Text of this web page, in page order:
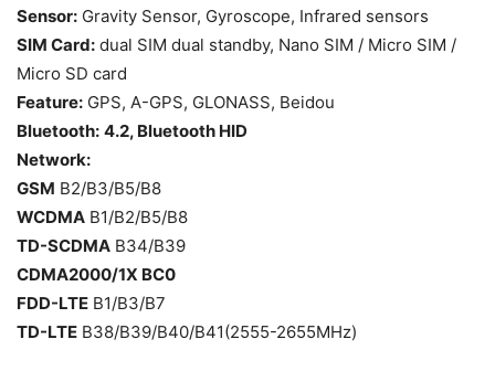
Sensor: Gravity Sensor, Gyroscope, Infrared sensors
SIM Card: dual SIM dual standby, Nano SIM / Micro SIM /
Micro SD card
Feature: GPS, A-GPS, GLONASS, Beidou
Bluetooth: 4.2, Bluetooth HID
Network:
GSM B2/B3/B5/B8
WCDMA B1/B2/B5/B8
TD-SCDMA B34/B39
CDMA2000/1X BC0
FDD-LTE B1/B3/B7
TD-LTE B38/B39/B40/B41(2555-2655MHz)